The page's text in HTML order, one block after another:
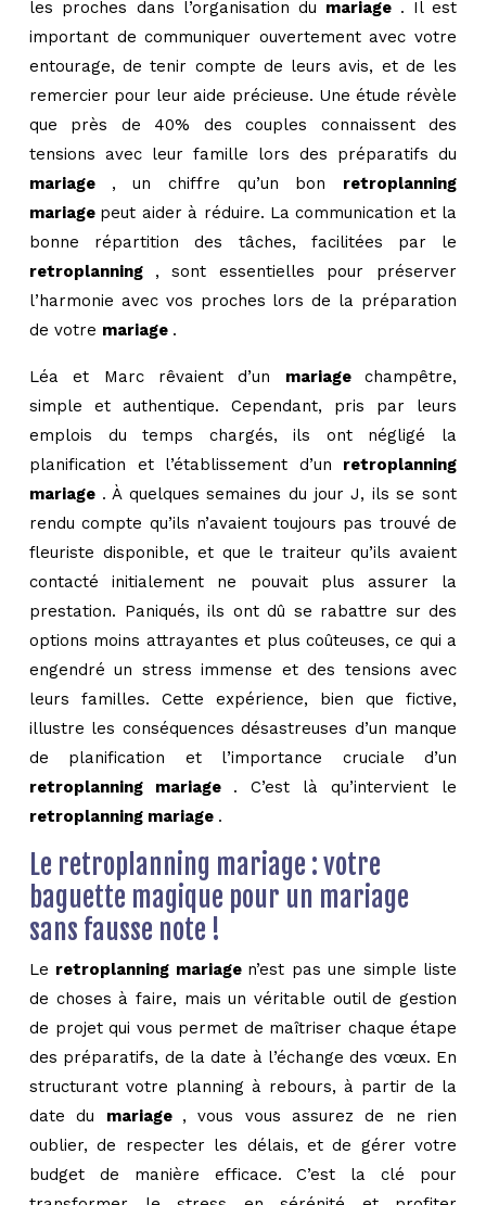
les proches dans l’organisation du mariage . Il est
important de communiquer ouvertement avec votre
entourage, de tenir compte de leurs avis, et de les
remercier pour leur aide précieuse. Une étude révèle
que près de 40% des couples connaissent des
tensions avec leur famille lors des préparatifs du
mariage , un chiffre qu’un bon retroplanning
mariage peut aider à réduire. La communication et la
bonne répartition des tâches, facilitées par le
retroplanning , sont essentielles pour préserver
l’harmonie avec vos proches lors de la préparation
de votre mariage .
Léa et Marc rêvaient d’un mariagechampêtre,
simple et authentique. Cependant, pris par leurs
emplois du temps chargés, ils ont négligé la
planification et l’établissement d’un retroplanning
mariage . À quelques semaines du jour J, ils se sont
rendu compte qu’ils n’avaient toujours pas trouvé de
fleuriste disponible, et que le traiteur qu’ils avaient
contacté initialement ne pouvait plus assurer la
prestation. Paniqués, ils ont dû se rabattre sur des
options moins attrayantes et plus coûteuses, ce qui a
engendré un stress immense et des tensions avec
leurs familles. Cette expérience, bien que fictive,
illustre les conséquences désastreuses d’un manque
de planification et l’importance cruciale d’un
retroplanning mariage . C’est là qu’intervient le
retroplanning mariage .
Le retroplanning mariage : votre
baguette magique pour un mariage
sans fausse note !
Le retroplanning mariage n’est pas une simple liste
de choses à faire, mais un véritable outil de gestion
de projet qui vous permet de maîtriser chaque étape
des préparatifs, de la date à l’échange des vœux. En
structurant votre planning à rebours, à partir de la
date du mariage , vous vous assurez de ne rien
oublier, de respecter les délais, et de gérer votre
budget de manière efficace. C’est la clé pour